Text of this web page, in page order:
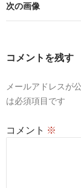
次の画像
コメントを残す
メールアドレスが
は必須項目です
コメント ※